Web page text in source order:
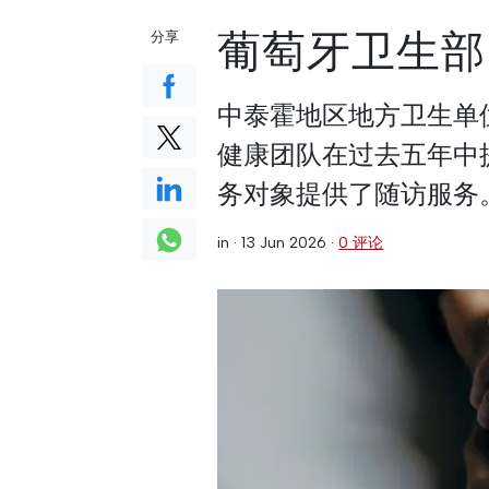
葡萄牙卫生
中泰霍地区地方卫生
健康团队在过去五年
务对象提供了随访服务
in ·13 Jun 2026 ·0 评论
分享